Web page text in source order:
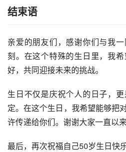
结束语
亲爱的朋友们，感谢你们与我
刻。在这个特殊的生日里，我
好，共同迎接未来的挑战。
生日不仅是庆祝个人的日子，
定。在这个生日，我希望能够把
许传递给你们。谢谢大家一直以
最后，再次祝福自己50岁生日快